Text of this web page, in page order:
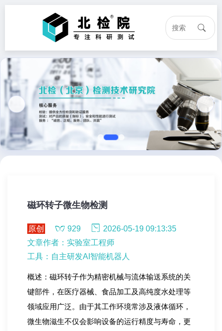
磁环转子微生物检测
原创 929
2026-05-19 09:13:35
文章作者：实验室工程师
工具：自主研发AI智能机器人
概述：磁环转子作为精密机械与流体输送系统的关
键部件，在医疗器械、食品加工及高纯度水处理等
领域应用广泛。由于其工作环境常涉及液体循环，
微生物滋生不仅会影响设备的运行精度与寿命，更